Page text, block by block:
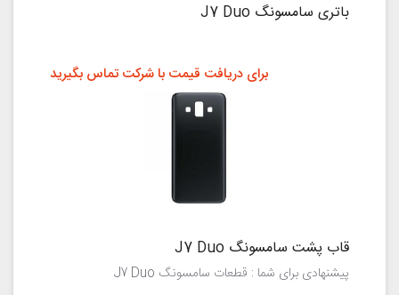
باتری سامسونگ J7 Duo
قاب پشت سامسونگ J7 Duo
پیشنهادی برای شما : قطعات سامسونگ J7 Duo
برای دریافت قیمت با شرکت تماس بگیرید